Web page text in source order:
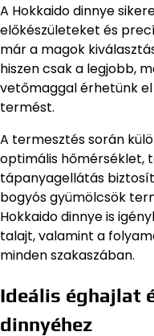
A Hokkaido dinnye
előkészületeket és
már a magok
hiszen csak a legjobb,
vetőmaggal érhetünk
termést.
A termesztés során
optimális hőmérséklet,
tápanyagellátás
bogyós gyümölcsök
Hokkaido dinnye is
talajt, valamint a
minden szakaszában.
Ideális éghajlat
dinnyéhez